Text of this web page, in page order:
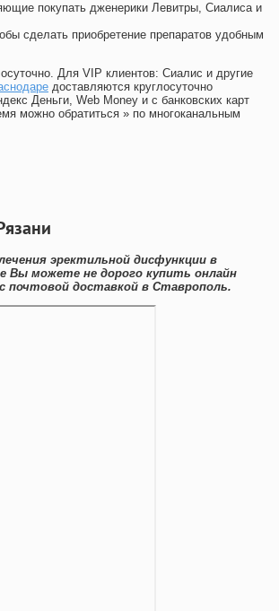
покупать дженерики Левитры, Сиалиса и
сделать приобретение препаратов удобным
Для VIP клиентов: Сиалис и другие
доставляются круглосуточно
Деньги, Web Money и с банковских карт
можно обратиться » по многоканальным
эректильной дисфункции в
Вы можете не дорого купить онлайн
почтовой доставкой в Ставрополь.